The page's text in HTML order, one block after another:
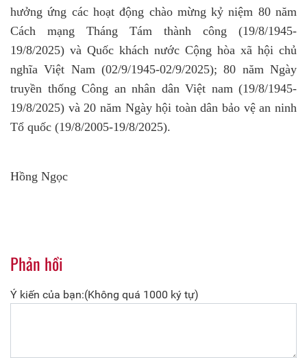
hưởng ứng các hoạt động chào mừng kỷ niệm 80 năm
Cách mạng Tháng Tám thành công (19/8/1945-
19/8/2025) và Quốc khách nước Cộng hòa xã hội chủ
nghĩa Việt Nam (02/9/1945-02/9/2025); 80 năm Ngày
truyền thống Công an nhân dân Việt nam (19/8/1945-
19/8/2025) và 20 năm Ngày hội toàn dân bảo vệ an ninh
Tổ quốc (19/8/2005-19/8/2025).
Hồng Ngọc
Phản hồi
Ý kiến của bạn:(Không quá 1000 ký tự)